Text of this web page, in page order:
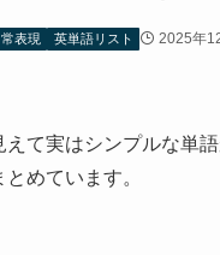
表現 英単語リスト 2025年
て実はシンプルな単
めています。